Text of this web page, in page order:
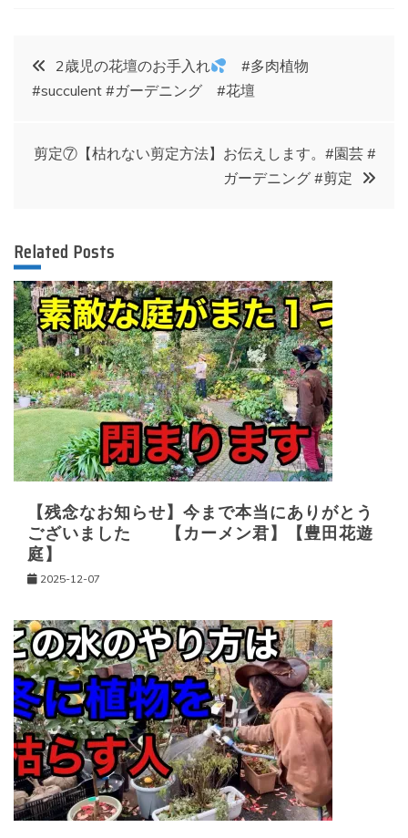
投
稿
ナ
ゲ
ー
シ
ョ
ン
2歳児の花壇のお手入れ
#多肉植物
#succulent #ガーデニング #花壇
剪定⑦【枯れない剪定方法】お伝えします。#園芸 #
ガーデニング #剪定
Related Posts
【残念なお知らせ】今まで本当にありがとう
ございました 【カーメン君】【豊田花遊
庭】
2025-12-07